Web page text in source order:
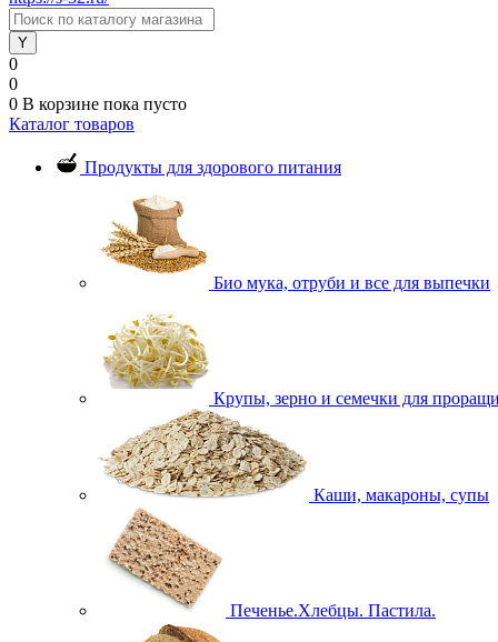
0
0
0 В корзине пока пусто
Каталог товаров
Продукты для здорового питания
Био мука, отруби и все для выпечки
Крупы, зерно и семечки для
Каши, макароны, супы
Печенье.Хлебцы. Пастила.